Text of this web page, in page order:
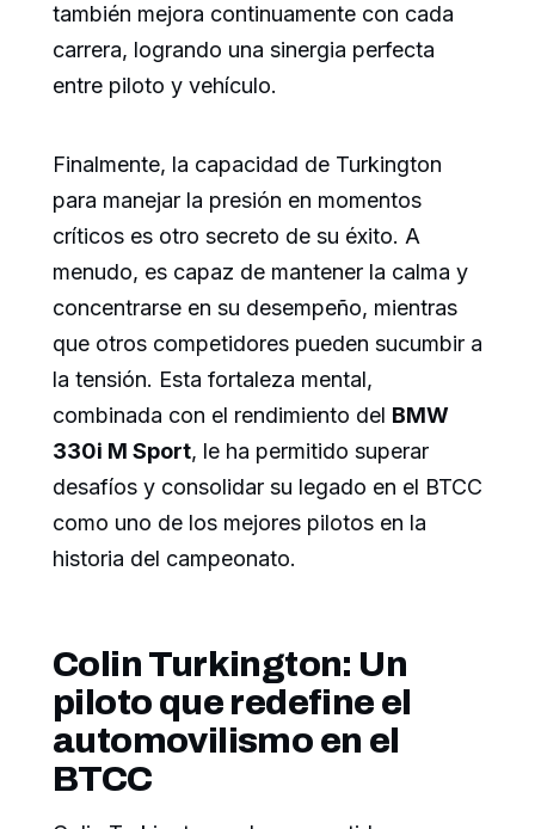
también mejora continuamente con cada
carrera, logrando una sinergia perfecta
entre piloto y vehículo.
Finalmente, la capacidad de Turkington
para manejar la presión en momentos
críticos es otro secreto de su éxito. A
menudo, es capaz de mantener la calma y
concentrarse en su desempeño, mientras
que otros competidores pueden sucumbir a
la tensión. Esta fortaleza mental,
combinada con el rendimiento del BMW
330i M Sport, le ha permitido superar
desafíos y consolidar su legado en el BTCC
como uno de los mejores pilotos en la
historia del campeonato.
Colin Turkington: Un
piloto que redefine el
automovilismo en el
BTCC